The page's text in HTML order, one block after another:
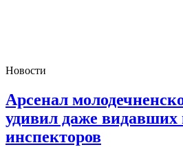
Новости
Арсенал
удивил даже
инспекторов